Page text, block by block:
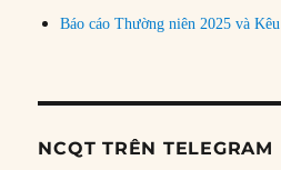
Báo cáo Thường niên 2025 và
NCQT TRÊN TELEGRAM